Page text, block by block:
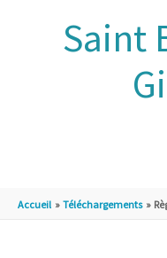
Saint
Accueil Téléchargements